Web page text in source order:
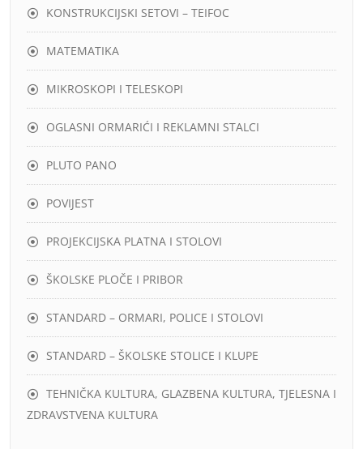
KONSTRUKCIJSKI SETOVI – TEIFOC
MATEMATIKA
MIKROSKOPI I TELESKOPI
OGLASNI ORMARIĆI I REKLAMNI STALCI
PLUTO PANO
POVIJEST
PROJEKCIJSKA PLATNA I STOLOVI
ŠKOLSKE PLOČE I PRIBOR
STANDARD – ORMARI, POLICE I STOLOVI
STANDARD – ŠKOLSKE STOLICE I KLUPE
TEHNIČKA KULTURA, GLAZBENA KULTURA, TJELESNA I
ZDRAVSTVENA KULTURA